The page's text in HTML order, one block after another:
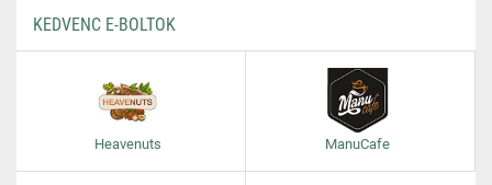
KEDVENC E-BOLTOK
Heavenuts ManuCafe